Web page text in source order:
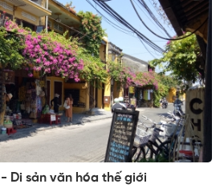
Di sản văn hóa thế giới